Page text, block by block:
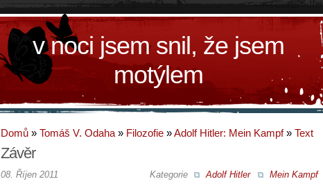
v noci jsem snil, že jsem
motýlem
Domů » Tomáš V. Odaha » Filozofie »Adolf Hitler: Mein Kampf» Text
Závěr
Kategorie Adolf Hitler Mein Kampf
08. Říjen 2011